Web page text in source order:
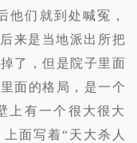
他们就到处喊冤，
来是当地派出所把
了，但是院子里面
面的格局，是一个
上有一个很大很大
面写着“天大杀人